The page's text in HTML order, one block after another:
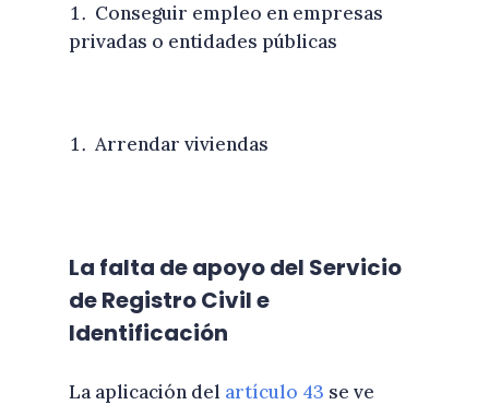
Conseguir empleo en empresas
privadas o entidades públicas
Arrendar viviendas
La falta de apoyo del Servicio
de Registro Civil e
Identificación
La aplicación del artículo 43 se ve